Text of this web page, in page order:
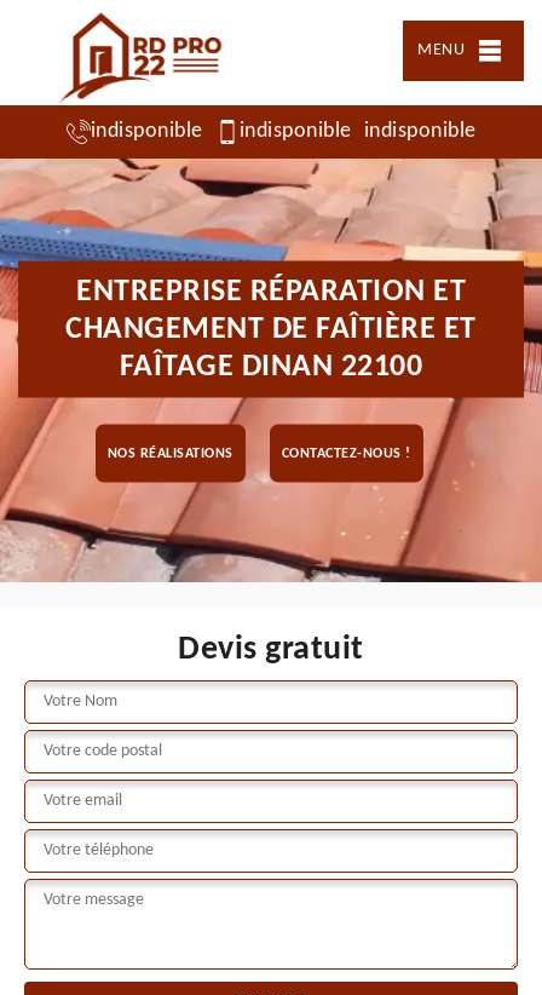
MENU
indisponible indisponible indisponible
ENTREPRISE RÉPARATION ET
CHANGEMENT DE FAÎTIÈRE ET
FAÎTAGE DINAN 22100
NOS RÉALISATIONS CONTACTEZ-NOUS !
Devis gratuit